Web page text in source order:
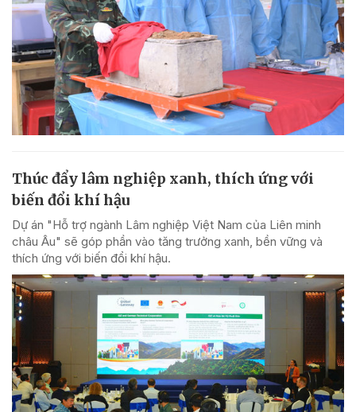
Thúc đẩy lâm nghiệp xanh, thích ứng với
biến đổi khí hậu
Dự án "Hỗ trợ ngành Lâm nghiệp Việt Nam của Liên minh
châu Âu" sẽ góp phần vào tăng trưởng xanh, bền vững và
thích ứng với biến đổi khí hậu.